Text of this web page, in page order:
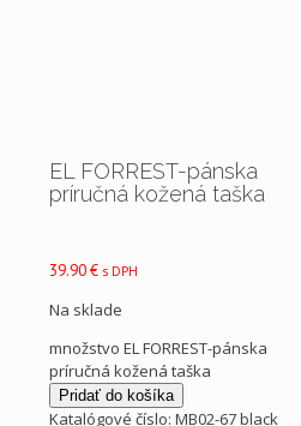
EL FORREST-pánska
príručná kožená taška
39.90€ s DPH
Na sklade
množstvo EL FORREST-pánska
príručná kožená taška
Pridať do košíka
Katalógové číslo: MB02-67 black